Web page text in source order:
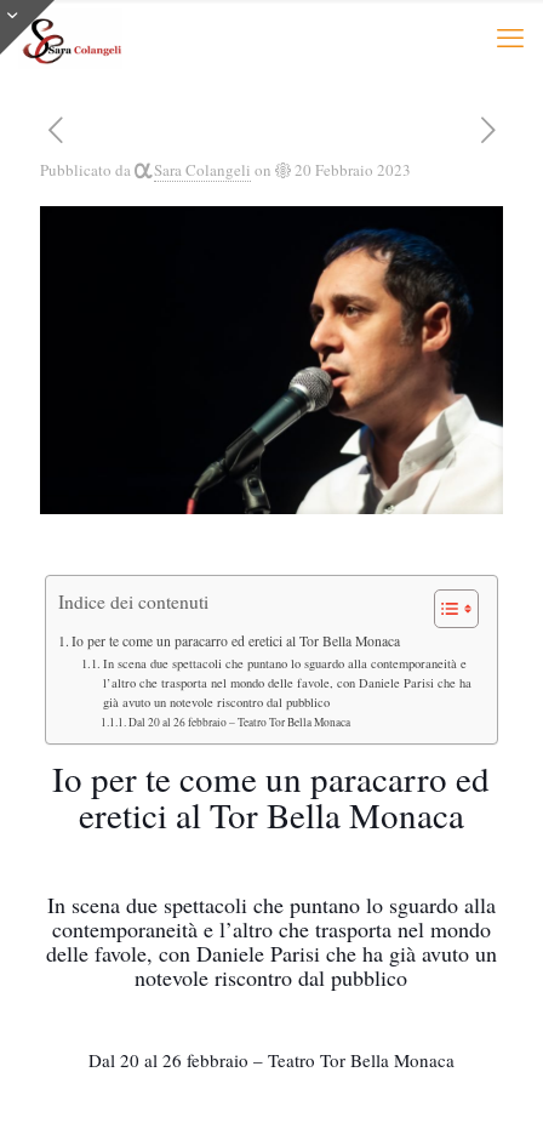
Pubblicato da Sara Colangeli on 20 Febbraio 2023
Indice dei contenuti
Io per te come un paracarro ed eretici al Tor Bella Monaca
In scena due spettacoli che puntano lo sguardo alla contemporaneità e
l’altro che trasporta nel mondo delle favole, con Daniele Parisi che ha
già avuto un notevole riscontro dal pubblico
Dal 20 al 26 febbraio – Teatro Tor Bella Monaca
Io per te come un paracarro ed
eretici al Tor Bella Monaca
In scena due spettacoli che puntano lo sguardo alla
contemporaneità e l’altro che trasporta nel mondo
delle favole, con Daniele Parisi che ha già avuto un
notevole riscontro dal pubblico
Dal 20 al 26 febbraio – Teatro Tor Bella Monaca